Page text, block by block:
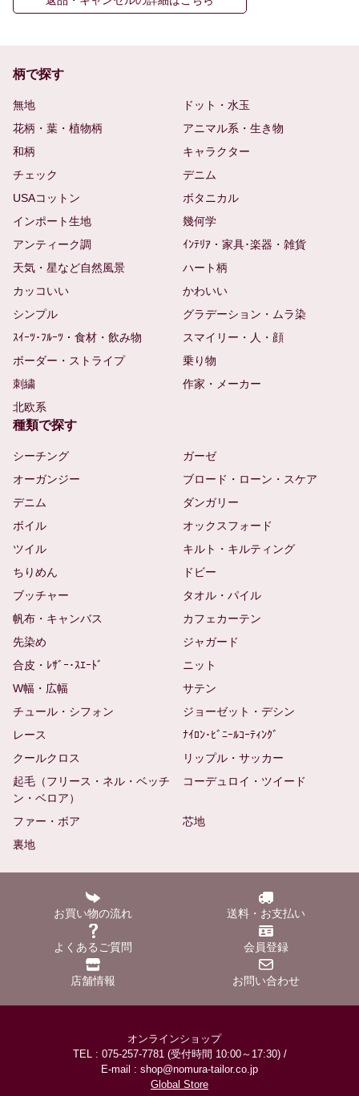
柄で探す
無地
ドット・水玉
花柄・葉・植物柄
アニマル系・生き物
和柄
キャラクター
チェック
デニム
USAコットン
ボタニカル
インポート生地
幾何学
アンティーク調
ｲﾝﾃﾘｱ・家具･楽器・雑貨
天気・星など自然風景
ハート柄
カッコいい
かわいい
シンプル
グラデーション・ムラ染
ｽｲｰﾂ･ﾌﾙｰﾂ・食材・飲み物
スマイリー・人・顔
ボーダー・ストライプ
乗り物
刺繍
作家・メーカー
北欧系
種類で探す
シーチング
ガーゼ
オーガンジー
ブロード・ローン・スケア
デニム
ダンガリー
ボイル
オックスフォード
ツイル
キルト・キルティング
ちりめん
ドビー
ブッチャー
タオル・パイル
帆布・キャンバス
カフェカーテン
先染め
ジャガード
合皮・ﾚｻﾞｰ･ｽｴｰﾄﾞ
ニット
W幅・広幅
サテン
チュール・シフォン
ジョーゼット・デシン
レース
ﾅｲﾛﾝ･ﾋﾞﾆｰﾙｺｰﾃｨﾝｸﾞ
クールクロス
リップル・サッカー
起毛（フリース・ネル・ベッチ
ン・ベロア）
コーデュロイ・ツイード
ファー・ボア
芯地
裏地
お買い物の流れ 送料・お支払い
よくあるご質問 会員登録
店舗情報 お問い合わせ
オンラインショップ
TEL : 075-257-7781 (受付時間 10:00～17:30) /
E-mail : shop@nomura-tailor.co.jp
Global Store